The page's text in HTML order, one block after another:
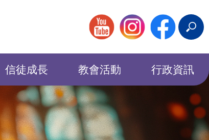
搜
尋
信徒成長 教會活動 行政資訊